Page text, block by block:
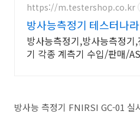
https://m.testershop.co.kr
방사능측정기 테스터나라
방사능측정기,방사능측정기
기 각종 계측기 수입/판매/AS
방사능 측정기 FNIRSI GC-01 실